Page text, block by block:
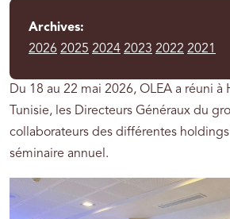
Archives:
2026 2025 2024 2023 2022 2021
Du 18 au 22 mai 2026, OLEA a réuni à
Tunisie, les Directeurs Généraux du
collaborateurs des différentes
séminaire annuel.